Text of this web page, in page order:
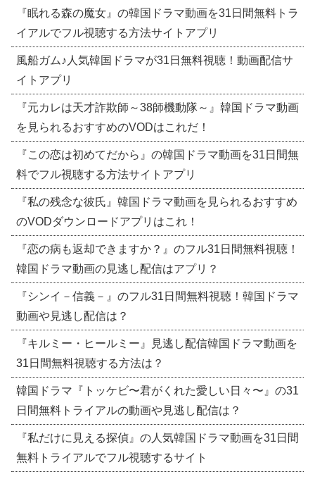
『眠れる森の魔女』の韓国ドラマ動画を31日間無料トラ
イアルでフル視聴する方法サイトアプリ
風船ガム♪人気韓国ドラマが31日無料視聴！動画配信サ
イトアプリ
『元カレは天才詐欺師～38師機動隊～』韓国ドラマ動画
を見られるおすすめのVODはこれだ！
『この恋は初めてだから』の韓国ドラマ動画を31日間無
料でフル視聴する方法サイトアプリ
『私の残念な彼氏』韓国ドラマ動画を見られるおすすめ
のVODダウンロードアプリはこれ！
『恋の病も返却できますか？』のフル31日間無料視聴！
韓国ドラマ動画の見逃し配信はアプリ？
『シンイ－信義－』のフル31日間無料視聴！韓国ドラマ
動画や見逃し配信は？
『キルミー・ヒールミー』見逃し配信韓国ドラマ動画を
31日間無料視聴する方法は？
韓国ドラマ『トッケビ〜君がくれた愛しい日々〜』の31
日間無料トライアルの動画や見逃し配信は？
『私だけに見える探偵』の人気韓国ドラマ動画を31日間
無料トライアルでフル視聴するサイト